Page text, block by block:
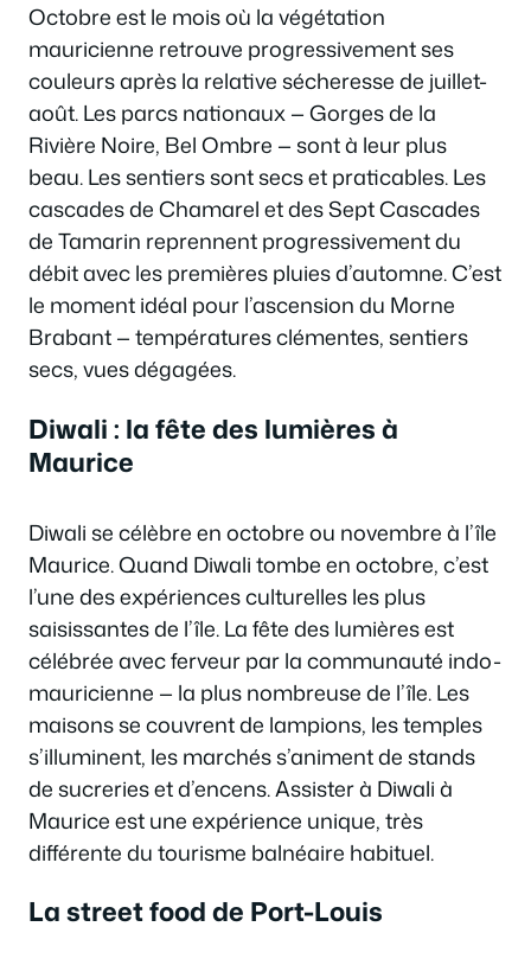
Octobre est le mois où la végétation
mauricienne retrouve progressivement ses
couleurs après la relative sécheresse de juillet-
août. Les parcs nationaux — Gorges de la
Rivière Noire, Bel Ombre — sont à leur plus
beau. Les sentiers sont secs et praticables. Les
cascades de Chamarel et des Sept Cascades
de Tamarin reprennent progressivement du
débit avec les premières pluies d’automne. C’est
le moment idéal pour l’ascension du Morne
Brabant — températures clémentes, sentiers
secs, vues dégagées.
Diwali : la fête des lumières à
Maurice
Diwali se célèbre en octobre ou novembre à l’île
Maurice. Quand Diwali tombe en octobre, c’est
l’une des expériences culturelles les plus
saisissantes de l’île. La fête des lumières est
célébrée avec ferveur par la communauté indo-
mauricienne — la plus nombreuse de l’île. Les
maisons se couvrent de lampions, les temples
s’illuminent, les marchés s’animent de stands
de sucreries et d’encens. Assister à Diwali à
Maurice est une expérience unique, très
différente du tourisme balnéaire habituel.
La street food de Port-Louis